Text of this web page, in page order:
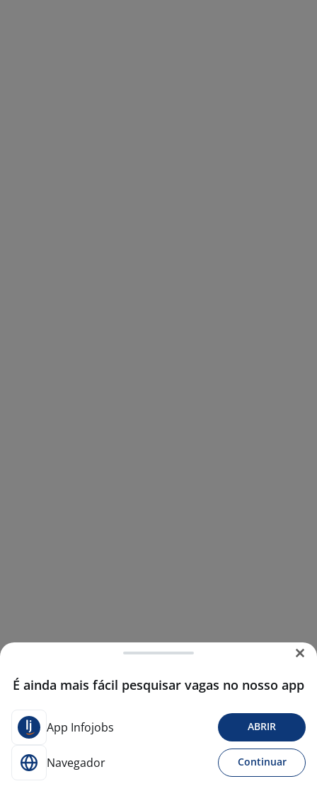
É ainda mais fácil pesquisar vagas no nosso app
App Infojobs ABRIR
Navegador Continuar